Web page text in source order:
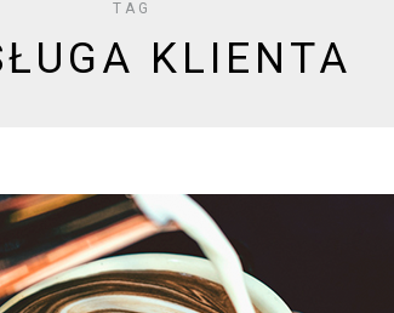
TAG
KLIENTA